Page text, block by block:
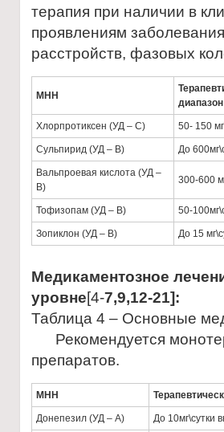
терапия при наличии в
проявлениям
расстройств, фазовых
МНН
диапазон
Хлорпротиксен (УД – С)
50- 150
Сульпирид (УД – В)
До
Вальпроевая кислота (УД –
В)
300-600
Тофизопам (УД – В) 50-
Зопиклон (УД – В) До 15
Медикаментозное
уровне[4-7,9,12-21]:
Таблица 4 – Основные
Рекомендуется
препаратов.
МНН
Донепезил (УД – А)
До 10мг\сутки